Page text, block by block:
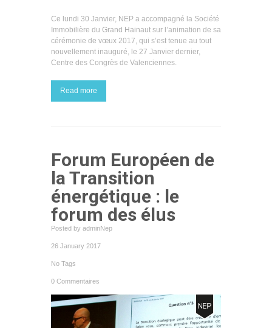
Ce lundi 30 Janvier, NEP a accompagné la Société
Immobilière du Grand Hainaut sur l’animation de sa
cérémonie de vœux 2017, qui s’est tenue au tout
nouvellement inauguré, le 27 Janvier dernier,
Centre des Congrès de Valenciennes.
Read more
Forum Européen de
la Transition
énergétique : le
forum des élus
Posted by adminNep
26 January 2017
No Tags
0 Commentaires